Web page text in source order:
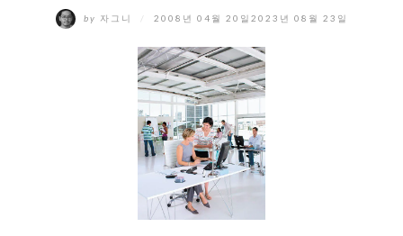
by 자그니 2008년 04월 20일 2023년 08월 23일
MENU
디지털라이프
CHILD
MENU
EXPAND
CHILD
MENU
EXPAND
CHILD